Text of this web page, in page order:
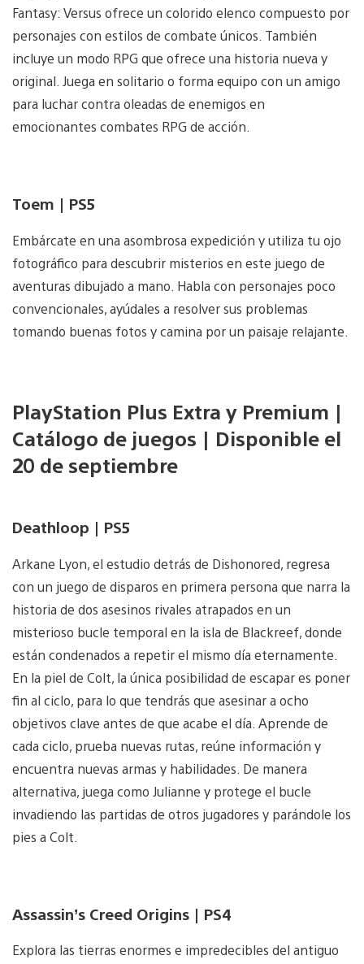
Fantasy: Versus ofrece un colorido elenco compuesto por
personajes con estilos de combate únicos. También
incluye un modo RPG que ofrece una historia nueva y
original. Juega en solitario o forma equipo con un amigo
para luchar contra oleadas de enemigos en
emocionantes combates RPG de acción.
Toem | PS5
Embárcate en una asombrosa expedición y utiliza tu ojo
fotográfico para descubrir misterios en este juego de
aventuras dibujado a mano. Habla con personajes poco
convencionales, ayúdales a resolver sus problemas
tomando buenas fotos y camina por un paisaje relajante.
PlayStation Plus Extra y Premium |
Catálogo de juegos | Disponible el
20 de septiembre
Deathloop | PS5
Arkane Lyon, el estudio detrás de Dishonored, regresa
con un juego de disparos en primera persona que narra la
historia de dos asesinos rivales atrapados en un
misterioso bucle temporal en la isla de Blackreef, donde
están condenados a repetir el mismo día eternamente.
En la piel de Colt, la única posibilidad de escapar es poner
fin al ciclo, para lo que tendrás que asesinar a ocho
objetivos clave antes de que acabe el día. Aprende de
cada ciclo, prueba nuevas rutas, reúne información y
encuentra nuevas armas y habilidades. De manera
alternativa, juega como Julianne y protege el bucle
invadiendo las partidas de otros jugadores y parándole los
pies a Colt.
Assassin’s Creed Origins | PS4
Explora las tierras enormes e impredecibles del antiguo